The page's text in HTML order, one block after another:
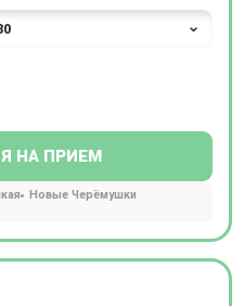
НА ПРИЕМ
Новые Черёмушки